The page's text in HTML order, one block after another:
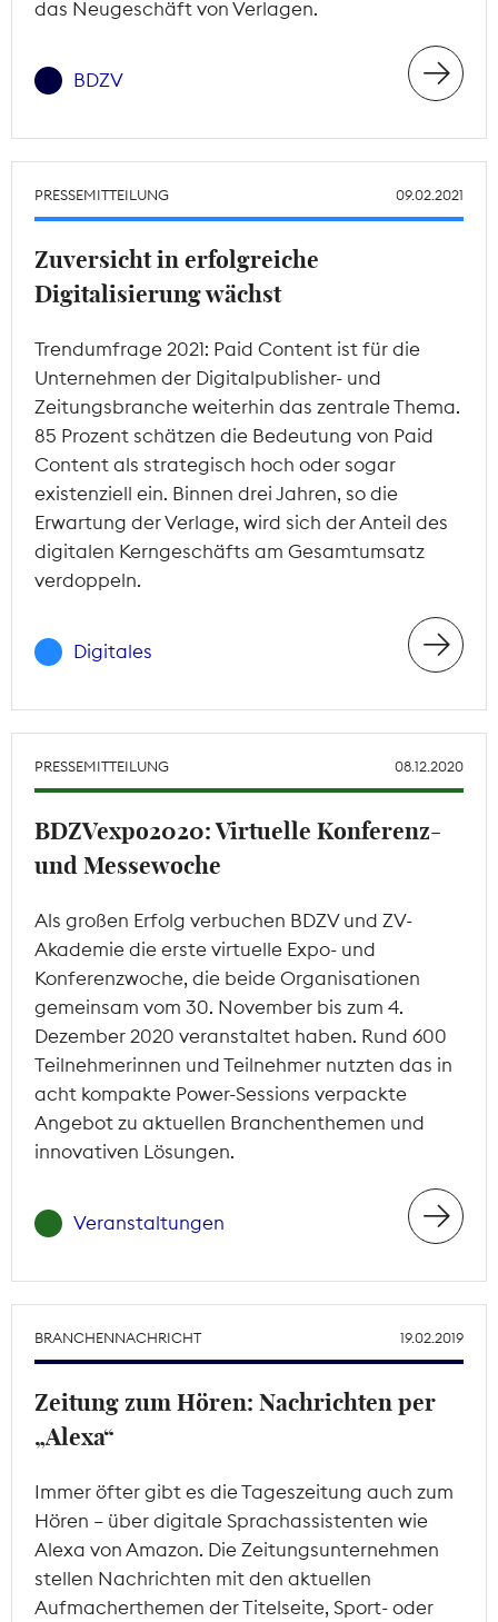
das Neugeschäft von Verlagen.
BDZV
PRESSEMITTEILUNG 09.02.2021
Zuversicht in erfolgreiche
Digitalisierung wächst
Trendumfrage 2021: Paid Content ist für die
Unternehmen der Digitalpublisher- und
Zeitungsbranche weiterhin das zentrale Thema.
85 Prozent schätzen die Bedeutung von Paid
Content als strategisch hoch oder sogar
existenziell ein. Binnen drei Jahren, so die
Erwartung der Verlage, wird sich der Anteil des
digitalen Kerngeschäfts am Gesamtumsatz
verdoppeln.
Digitales
PRESSEMITTEILUNG 08.12.2020
BDZVexpo2020: Virtuelle Konferenz-
und Messewoche
Als großen Erfolg verbuchen BDZV und ZV-
Akademie die erste virtuelle Expo- und
Konferenzwoche, die beide Organisationen
gemeinsam vom 30. November bis zum 4.
Dezember 2020 veranstaltet haben. Rund 600
Teilnehmerinnen und Teilnehmer nutzten das in
acht kompakte Power-Sessions verpackte
Angebot zu aktuellen Branchenthemen und
innovativen Lösungen.
Veranstaltungen
BRANCHENNACHRICHT 19.02.2019
Zeitung zum Hören: Nachrichten per
„Alexa“
Immer öfter gibt es die Tageszeitung auch zum
Hören – über digitale Sprachassistenten wie
Alexa von Amazon. Die Zeitungsunternehmen
stellen Nachrichten mit den aktuellen
Aufmacherthemen der Titelseite, Sport- oder